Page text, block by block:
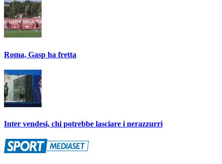
Roma, Gasp ha fretta
Inter vendesi, chi potrebbe lasciare i nerazzurri